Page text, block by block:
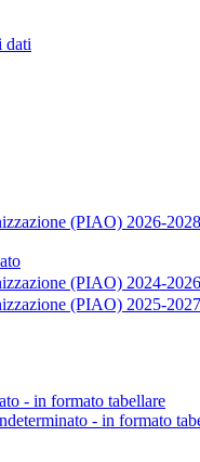
dati
(PIAO) 2026-2028
(PIAO) 2024-2026
(PIAO) 2025-2027
- in formato tabellare
- in formato